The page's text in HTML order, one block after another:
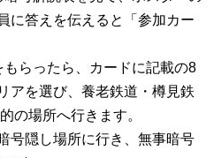
に答えを伝えると「参加カー
らったら、カードに記載の8
アを選び、養老鉄道・樽見鉄
の場所へ行きます。
号隠し場所に行き、無事暗号